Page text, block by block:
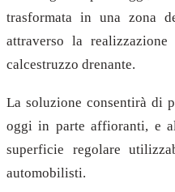
trasformata in una zona
attraverso la
calcestruzzo drenante.
La soluzione consentirà di
oggi in parte affioranti, e
superficie regolare
automobilisti.